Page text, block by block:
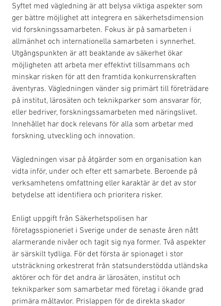
Syftet med vägledning är att belysa viktiga aspekter som
ger bättre möjlighet att integrera en säkerhetsdimension
vid forskningssamarbeten. Fokus är på samarbeten i
allmänhet och internationella samarbeten i synnerhet.
Utgångspunkten är att beaktande av säkerhet ökar
möjligheten att arbeta mer effektivt tillsammans och
minskar risken för att den framtida konkurrenskraften
äventyras. Vägledningen vänder sig primärt till företrädare
på institut, lärosäten och teknikparker som ansvarar för,
eller bedriver, forskningssamarbeten med näringslivet.
Innehållet har dock relevans för alla som arbetar med
forskning, utveckling och innovation.
Vägledningen visar på åtgärder som en organisation kan
vidta inför, under och efter ett samarbete. Beroende på
verksamhetens omfattning eller karaktär är det av stor
betydelse att identifiera och prioritera risker.
Enligt uppgift från Säkerhetspolisen har
företagsspioneriet i Sverige under de senaste åren nått
alarmerande nivåer och tagit sig nya former. Två aspekter
är särskilt tydliga. För det första är spionaget i stor
utsträckning orkestrerat från statsunderstödda utländska
aktörer och för det andra är lärosäten, institut och
teknikparker som samarbetar med företag i ökande grad
primära måltavlor. Prislappen för de direkta skador